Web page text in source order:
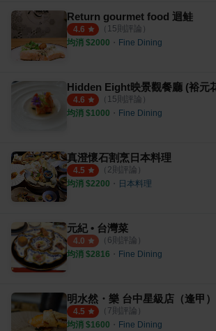
Return gourmet food 迴鲑
4.6 （ 15則評論）
均消 $2000 ・ Fine Dining
4.6 （ 15則評論）
均消 $1000 ・ Fine Dining
真澄懷石割烹日本料理
4.5 （ 2則評論）
均消 $2200 ・ 日本料理
元紀 • 台灣菜
4.0 （ 6則評論）
均消 $2816 ・ Fine Dining
明水然・樂 台中星級店（逢甲）
4.5 （ 7則評論）
均消 $1600 ・ Fine Dining